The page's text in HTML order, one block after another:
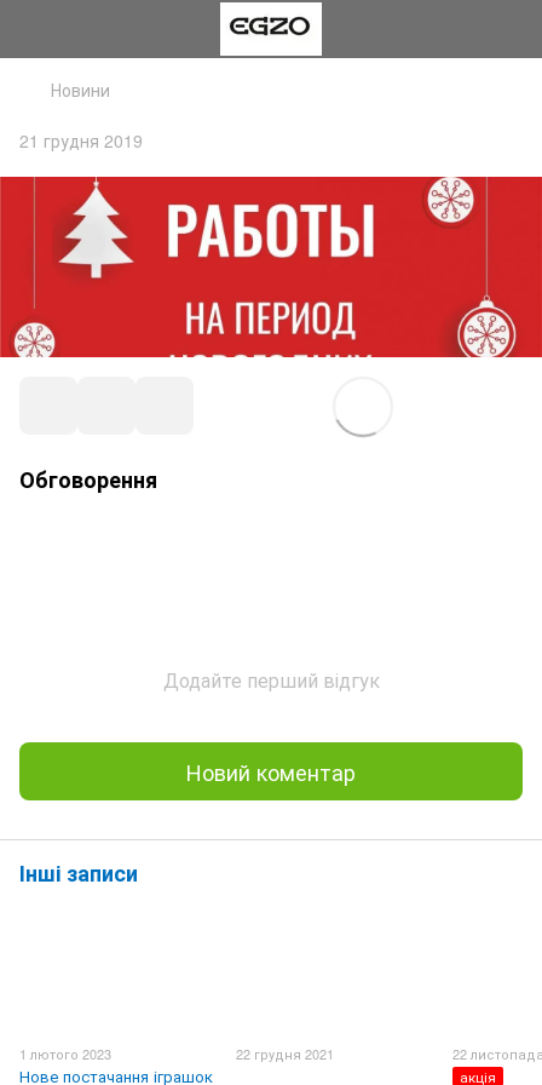
Новини
21 грудня 2019
Обговорення
Додайте перший відгук
Новий коментар
Інші записи
1 лютого 2023
Нове постачання іграшок
22 грудня 2021
22
акція